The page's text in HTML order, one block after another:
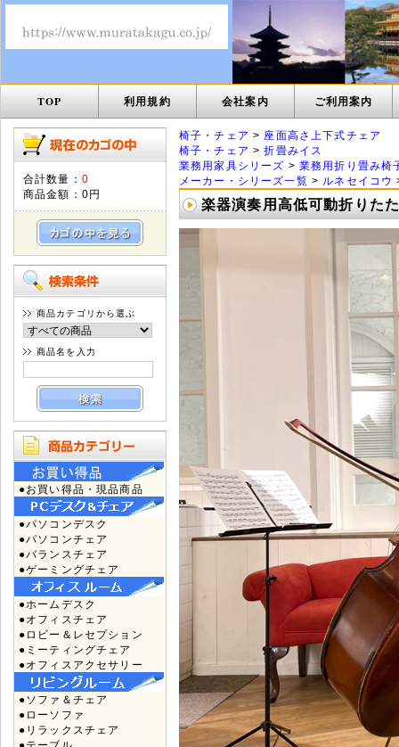
TOP 利用規約 会社案内 ご利用案内
合計数量： 0
商品金額： 0円
商品カテゴリから選ぶ
商品名を入力
●お買い得品・現品商品
●パソコンデスク
●パソコンチェア
●バランスチェア
●ゲーミングチェア
●ホームデスク
●オフィスチェア
●ロビー＆レセプション
●ミーティングチェア
●オフィスアクセサリー
●ソファ＆チェア
●ローソファ
●リラックスチェア
椅子・チェア > 座面高さ上下式チェア
椅子・チェア >折畳みイス
業務用家具シリーズ > 業務用折り畳み椅
メーカー・シリーズ一覧 > ルネセイコウ
楽器演奏用高低可動折りた